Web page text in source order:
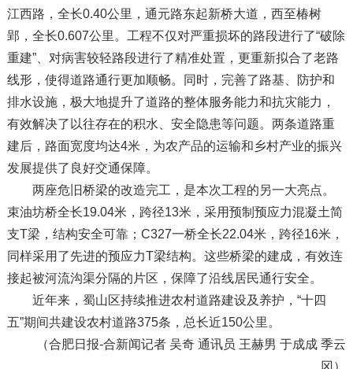
江西路，全长0.40公里，通元路东起新桥大道，西至椿树
郢，全长0.607公里。工程不仅对严重损坏的路段进行了“破除
重建”、对病害较轻路段进行了精准处置，更重新拟合了老路
线形，使得道路通行更加顺畅。同时，完善了路基、防护和
排水设施，极大地提升了道路的整体服务能力和抗灾能力，
有效解决了以往存在的积水、安全隐患等问题。两条道路重
建后，路面宽度均达4米，为农产品的运输和乡村产业的振兴
发展提供了良好交通保障。
两座危旧桥梁的改造完工，是本次工程的另一大亮点。
束油坊桥全长19.04米，跨径13米，采用预制预应力混凝土简
支T梁，结构安全可靠；C327一桥全长22.04米，跨径16米，
同样采用了先进的预应力T梁结构。这些桥梁的建成，有效连
接起被河流沟渠分隔的片区，保障了沿线居民通行安全。
近年来，蜀山区持续推进农村道路建设及养护，“十四
五”期间共建设农村道路375条，总长近150公里。
（合肥日报-合新闻记者 吴奇 通讯员 王赫男 于成成 季云